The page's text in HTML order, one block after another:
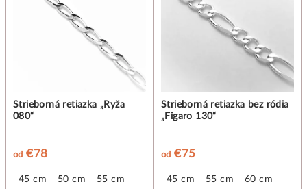
Strieborná retiazka „Ryža
080“
od €78
45 cm 50 cm 55 cm
Strieborná retiazka bez ródia
„Figaro 130“
od €75
45 cm 55 cm 60 cm